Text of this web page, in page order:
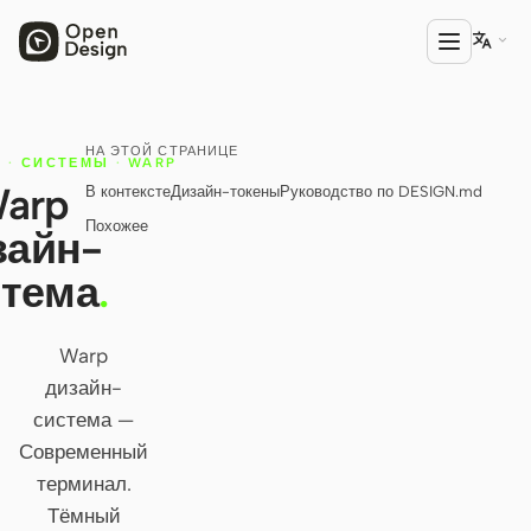
ПРОДУКТ
Open Design
HTML Anything
HTML Video
Codex Slides
Open Design Plugin
Codex
Cursor Agent

НА ЭТОЙ СТРАНИЦЕ
В контекстеДизайн-токеныРуководство по DESIGN.md
Похожее
· СИСТЕМЫ · WARP
.
Warp
дизайн-
система —
Современный
терминал.
Тёмный